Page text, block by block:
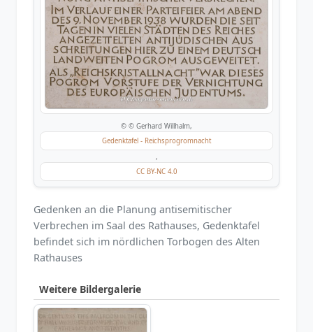
© © Gerhard Willhalm,
Gedenktafel - Reichsprogromnacht
,
CC BY-NC 4.0
Gedenken an die Planung antisemitischer
Verbrechen im Saal des Rathauses, Gedenktafel
befindet sich im nördlichen Torbogen des Alten
Rathauses
Weitere Bildergalerie